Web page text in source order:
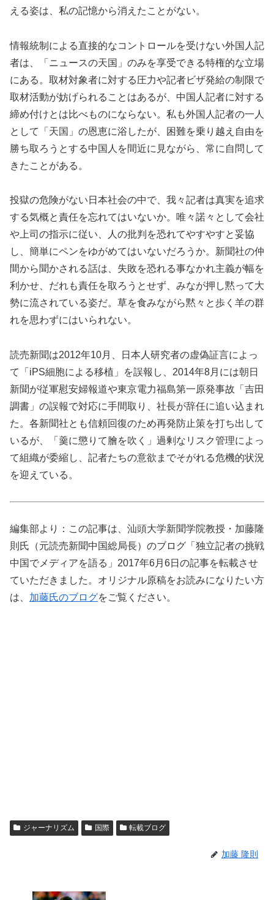
える姿は、私の記憶から消えたことがない。
情報統制による直接的なコントロールを受けない外国人記
者は、「ニュースの天国」のみを享受できる特権的な立場
にある。取材対象者に対する圧力や記者ビザ発給の制限で
取材活動が妨げられることはあるが、中国人記者に対する
締め付けとは比べものにならない。私も外国人記者の一人
として「天国」の恩恵に浴したが、困難を乗り越え自由を
勝ち取ろうとする中国人を間近に見ながら、常に自問して
きたことがある。
投獄の危険がない日本社会の中で、我々記者は真実を追求
する気概と責任を忘れてはいないか。唯々諾々として会社
や上司の指示に従い、人の批判を恐れてやすやすと妥協
し、簡単にペンをゆがめてはいないだろうか。新聞社の仲
間から聞かされる話は、失敗を恐れる事なかれ主義が幅を
利かせ、だれも責任を取ろうとせず、みなが押し黙って大
勢に流されている姿だ。草を食みながら黙々と歩く羊の群
れを思わずにはいられない。
読売新聞は2012年10月、日本人研究者の虚偽証言によっ
て「iPS細胞による移植」を誤報し、2014年8月には朝日
新聞が従軍慰安婦報道や東京電力福島第一原発事故「吉田
調書」の誤報で対応に手間取り、社長が辞任に追い込まれ
た。各新聞社とも信頼回復のため再発防止策を打ち出して
いるが、「羹に懲りて膾を吹く」過剰なリスク管理によっ
て組織が委縮し、記者たちの意欲までそがれる危機的状況
を迎えている。
編集部より：この記事は、汕頭大学新聞学院教授・加藤隆
則氏（元読売新聞中国総局長）のブログ「独立記者の挑戦
中国でメディアを語る」2017年6月6日の記事を転載させ
ていただきました。オリジナル原稿をお読みになりたい方
は、 加藤氏のブログをご覧ください。
ジャーナリズム 国際 転載ブログ
加藤 隆則